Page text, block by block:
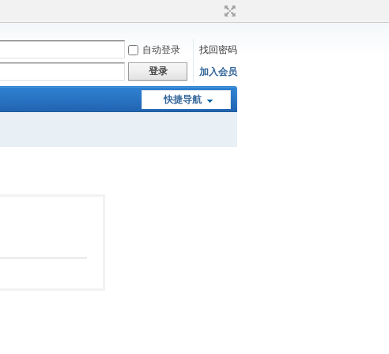
自动登录
找回密码
登录 加入会员
快捷导航